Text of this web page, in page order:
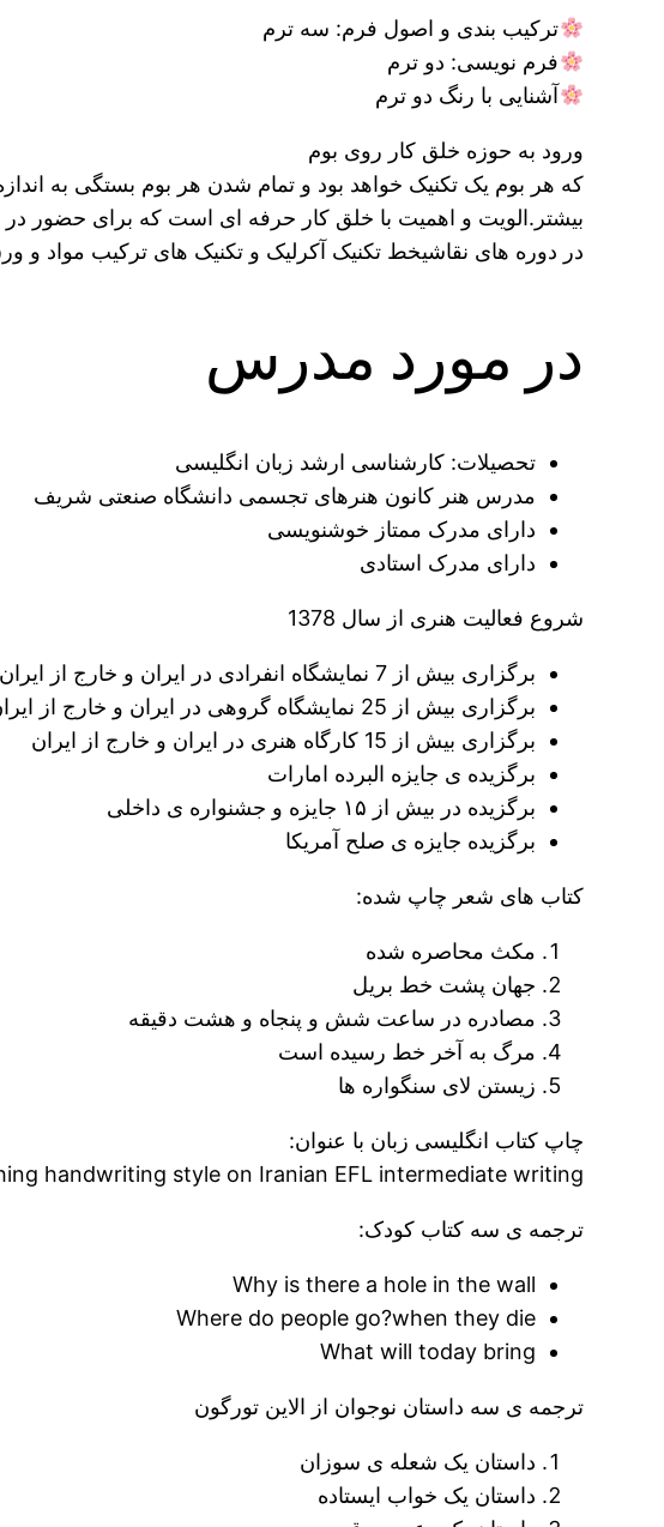
ترکیب بندی و اصول فرم: سه ترم
فرم نویسی: دو ترم
آشنایی با رنگ دو ترم
ورود به حوزه خلق کار روی بوم
که هر بوم یک تکنیک خواهد بود و تمام شدن هر بوم بستگی به
بیشتر.الویت و اهمیت با خلق کار حرفه ای است که برای حضور در
در دوره های نقاشیخط تکنیک آکرلیک و تکنیک های ترکیب مواد و
در مورد مدرس
تحصیلات: کارشناسی ارشد زبان انگلیسی
مدرس هنر کانون هنرهای تجسمی دانشگاه صنعتی شریف
دارای مدرک ممتاز خوشنویسی
دارای مدرک استادی
شروع فعالیت هنری از سال 1378
برگزاری بیش از 7 نمایشگاه انفرادی در ایران و خارج از ایران
برگزاری بیش از 25 نمایشگاه گروهی در ایران و خارج از ایران
برگزاری بیش از 15 کارگاه هنری در ایران و خارج از ایران
برگزیده ی جایزه البرده امارات
برگزیده در بیش از ۱۵ جایزه و جشنواره ی داخلی
برگزیده جایزه ی صلح آمریکا
کتاب های شعر چاپ شده:
مکث محاصره شده
جهان پشت خط بریل
مصادره در ساعت شش و پنجاه و هشت دقیقه
مرگ به آخر خط رسیده است
زیستن لای سنگواره ها
چاپ کتاب انگلیسی زبان با عنوان:
handwriting style on Iranian EFL intermediate writing
ترجمه ی سه کتاب کودک:
Why is there a hole in the wall
Where do people go?when they die
What will today bring
ترجمه ی سه داستان نوجوان از الاین تورگون
داستان یک شعله ی سوزان
داستان یک خواب ایستاده